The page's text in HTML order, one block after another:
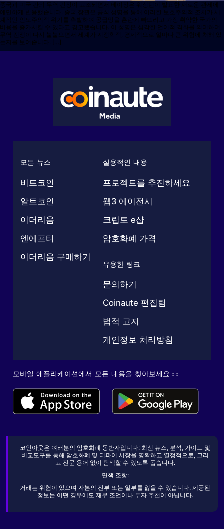
중국과 미국 간의 무역 긴장이 고조되면서 베이징은 워싱턴이 발표한 새로운 관세에
예민하게 반응했습니다. 중국 장관은 공식 성명을 통해 이러한 보호주의적 조치가 세
계적인 인도주의적 위기를 촉발하여 공급망을 혼란에 빠뜨리고 가장 취약한 국가의
비용을 증가시킬 수 있다고 경고했습니다. 이 성명은 심각한 언어적 격화를 의미하며,
무역 전쟁이 다시 불붙으면서 세계가 지정학적, 경제적으로 얼마나 큰 위험에 처해 있
는지를 보여줍니다. […]
모든 뉴스
비트코인
알트코인
이더리움
엔에프티
이더리움 구매하기
실용적인 내용
프로젝트를 추진하세요
웹3 에이전시
크립토 e샵
암호화폐 가격
유용한 링크
문의하기
Coinaute 편집팀
법적 고지
개인정보 처리방침
모바일 애플리케이션에서 모든 내용을 찾아보세요 : :
코인아웃은 여러분의 암호화폐 동반자입니다: 최신 뉴스, 분석, 가이드 및
비교도구를 통해 암호화폐 및 디파이 시장을 명확하고 열정적으로, 그리
고 전문 용어 없이 탐색할 수 있도록 돕습니다.
면책 조항:
거래는 위험이 있으며 자본의 전부 또는 일부를 잃을 수 있습니다. 제공된
정보는 어떤 경우에도 재무 조언이나 투자 추천이 아닙니다.